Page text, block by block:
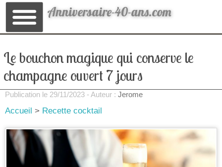
Anniversaire-40-ans.com
Le bouchon magique qui conserve le
champagne ouvert 7 jours
Publication le 29/11/2023 - Auteur : Jerome
Accueil > Recette cocktail